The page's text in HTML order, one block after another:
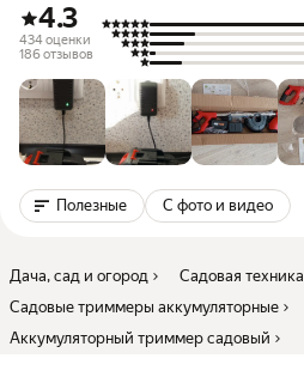
4.3
434 оценки
186 отзывов
Полезные С фото и видео
Дача, сад и огород Садовая техника
Садовые триммеры аккумуляторные
Аккумуляторный триммер садовый